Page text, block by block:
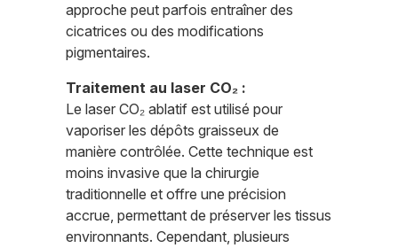
approche peut parfois entraîner des
cicatrices ou des modifications
pigmentaires.
Traitement au laser CO₂ :
Le laser CO₂ ablatif est utilisé pour
vaporiser les dépôts graisseux de
manière contrôlée. Cette technique est
moins invasive que la chirurgie
traditionnelle et offre une précision
accrue, permettant de préserver les tissus
environnants. Cependant, plusieurs